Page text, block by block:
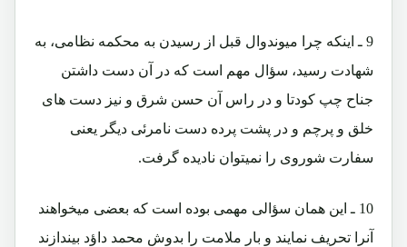
9 ـ اینکه چرا میوندوال قبل از رسیدن به محکمه نظامی، به
شهادت رسید، سؤال مهم است که در آن دست داشتن
جناح چپ کودتا و در راس آن حسن شرق و نیز دست های
خلق و پرچم و در پشت پرده دست نامرئی دیگر یعنی
سفارت شوروی را نمیتوان نادیده گرفت.
10 ـ این همان سؤالی مهمی بوده است که بعضی میخواهند
آنرا تحریف نمایند و بار ملامت را بدوش محمد داؤد بیندازند